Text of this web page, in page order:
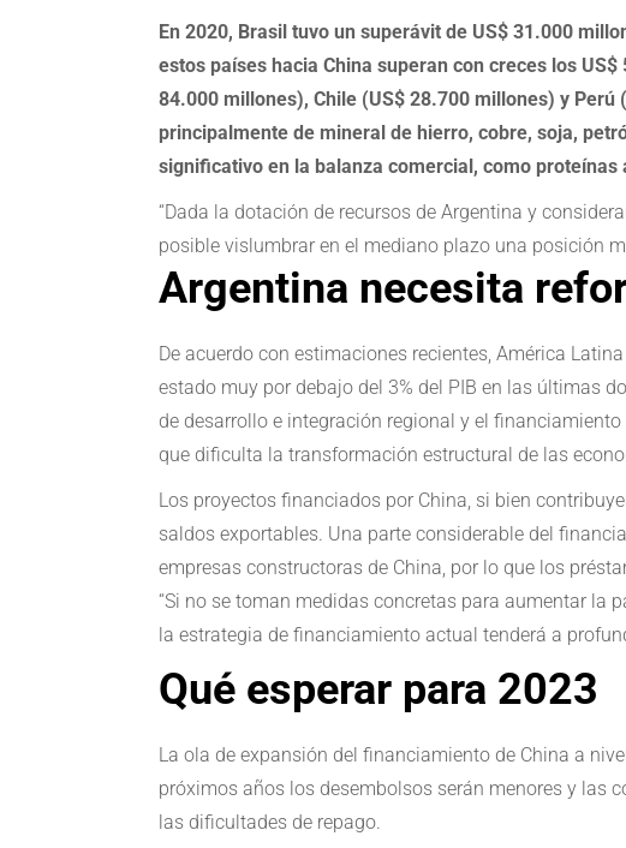
En 2020, Brasil tuvo un superávit de US$ 31.000
estos países hacia China superan con creces los
84.000 millones), Chile (US$ 28.700 millones) y
principalmente de mineral de hierro, cobre, soja,
significativo en la balanza comercial, como proteínas
“Dada la dotación de recursos de Argentina y
posible vislumbrar en el mediano plazo una posición
Argentina necesita
De acuerdo con estimaciones recientes, América
estado muy por debajo del 3% del PIB en las últimas
de desarrollo e integración regional y el
que dificulta la transformación estructural de las
Los proyectos financiados por China, si bien
saldos exportables. Una parte considerable del
empresas constructoras de China, por lo que los
“Si no se toman medidas concretas para aumentar la
la estrategia de financiamiento actual tenderá a
Qué esperar para 2023
La ola de expansión del financiamiento de China a
próximos años los desembolsos serán menores y las
las dificultades de repago.